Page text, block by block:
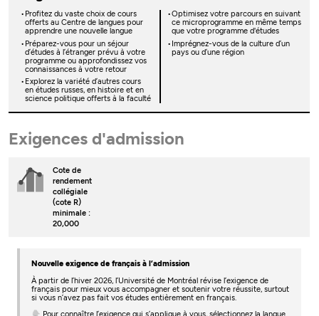
Profitez du vaste choix de cours
offerts au Centre de langues pour
apprendre une nouvelle langue
Optimisez votre parcours en suivant
ce microprogramme en même temps
que votre programme d'études
Préparez-vous pour un séjour
d’études à l’étranger prévu à votre
programme ou approfondissez vos
connaissances à votre retour
Imprégnez-vous de la culture d’un
pays ou d’une région
Explorez la variété d’autres cours
en études russes, en histoire et en
science politique offerts à la faculté
Exigences d'admission
Cote de
rendement
collégiale
(cote R)
minimale :
20,000
Nouvelle exigence de français à l’admission
À partir de l’hiver 2026, l’Université de Montréal révise l’exigence de
français pour mieux vous accompagner et soutenir votre réussite, surtout
si vous n’avez pas fait vos études entièrement en français.
👇 Pour connaître l’exigence qui s’applique à vous, sélectionnez la langue